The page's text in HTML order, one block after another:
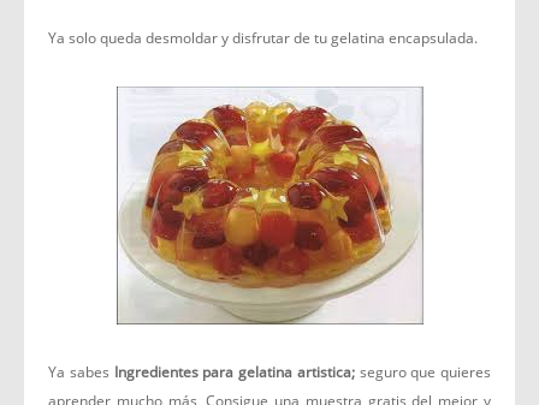
Ya solo queda desmoldar y disfrutar de tu gelatina encapsulada.
Ya sabes Ingredientes para gelatina artistica; seguro que quieres
aprender mucho más, Consigue una muestra gratis del mejor y